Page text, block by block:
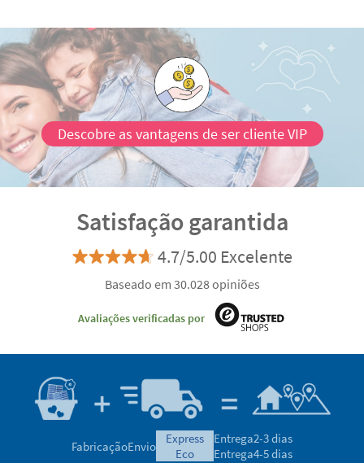
Descobre as vantagens de ser cliente VIP
Satisfação garantida
4.7/5.00 Excelente
Baseado em 30.028 opiniões
Avaliações verificadas por
FabricaçãoEnvio
express
eco
Entrega2-3 dias
Entrega4-5 dias